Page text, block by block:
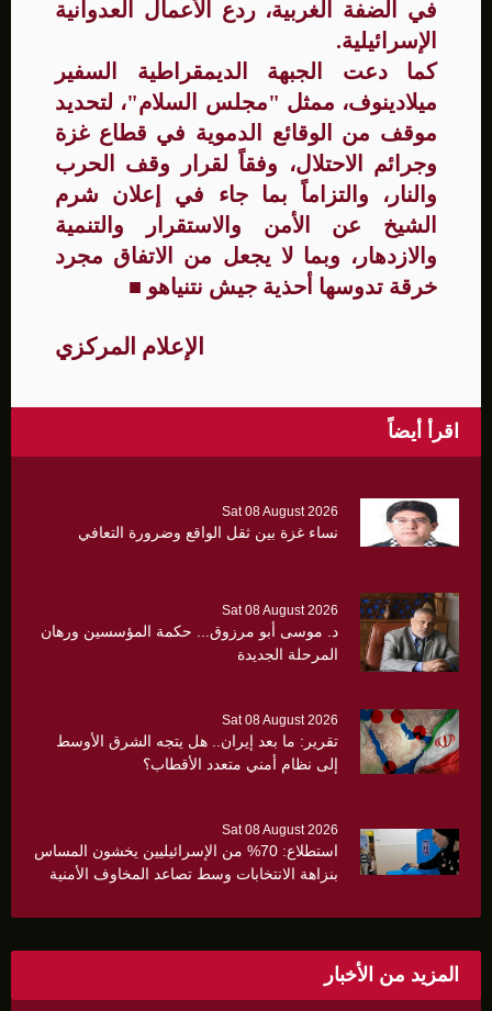
في الضفة الغربية، ردع الأعمال العدوانية
الإسرائيلية.
كما دعت الجبهة الديمقراطية السفير
ميلادينوف، ممثل "مجلس السلام"، لتحديد
موقف من الوقائع الدموية في قطاع غزة
وجرائم الاحتلال، وفقاً لقرار وقف الحرب
والنار، والتزاماً بما جاء في إعلان شرم
الشيخ عن الأمن والاستقرار والتنمية
والازدهار، وبما لا يجعل من الاتفاق مجرد
خرقة تدوسها أحذية جيش نتنياهو ■
الإعلام المركزي
اقرأ أيضاً
Sat 08 August 2026
نساء غزة بين ثقل الواقع وضرورة التعافي
Sat 08 August 2026
د. موسى أبو مرزوق... حكمة المؤسسين ورهان
المرحلة الجديدة
Sat 08 August 2026
تقرير: ما بعد إيران.. هل يتجه الشرق الأوسط
إلى نظام أمني متعدد الأقطاب؟
Sat 08 August 2026
استطلاع: 70% من الإسرائيليين يخشون المساس
بنزاهة الانتخابات وسط تصاعد المخاوف الأمنية
المزيد من الأخبار